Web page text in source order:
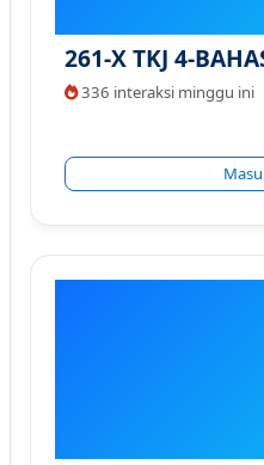
261-X TKJ 4-
336 interaksi minggu ini